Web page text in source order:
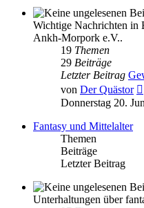
Wichtige Nachrichten in
Ankh-Morpork e.V..
19 Themen
29 Beiträge
Letzter Beitrag
von Der Quästor
Donnerstag 20.
Fantasy und Mittelalter
Themen
Beiträge
Letzter Beitrag
Unterhaltungen über